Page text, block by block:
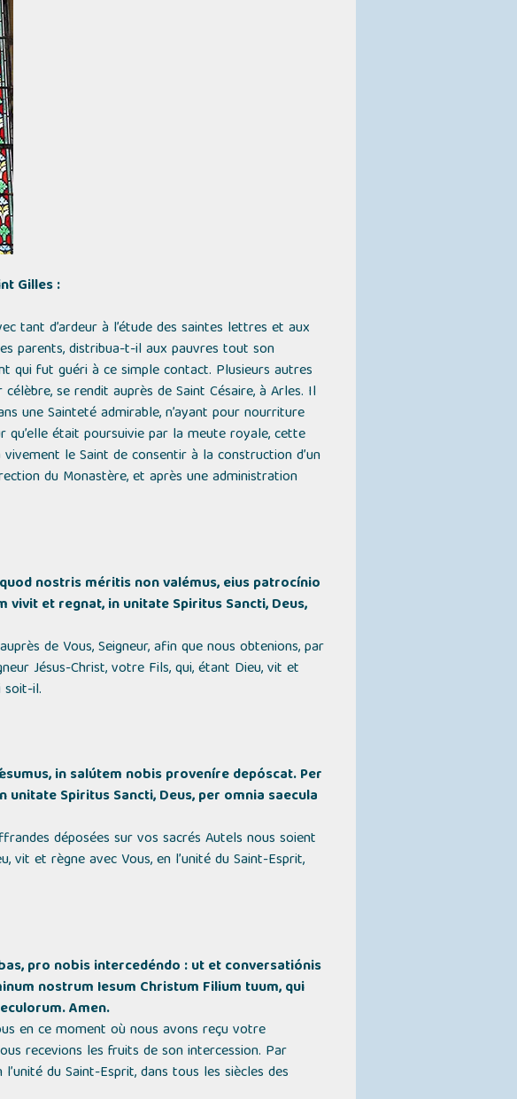
Gilles :
tant d’ardeur à l’étude des saintes lettres et aux
parents, distribua-t-il aux pauvres tout son
qui fut guéri à ce simple contact. Plusieurs autres
se rendit auprès de Saint Césaire, à Arles. Il
une Sainteté admirable, n’ayant pour nourriture
qu’elle était poursuivie par la meute royale, cette
le Saint de consentir à la construction d’un
du Monastère, et après une administration
nostris méritis non valémus, eius patrocínio
et regnat, in unitate Spiritus Sancti, Deus,
de Vous, Seigneur, afin que nous obtenions, par
Jésus-Christ, votre Fils, qui, étant Dieu, vit et
soit-il.
in salútem nobis proveníre depóscat. Per
Spiritus Sancti, Deus, per omnia saecula
déposées sur vos sacrés Autels nous soient
vit et règne avec Vous, en l’unité du Saint-Esprit,
pro nobis intercedéndo : ut et conversatiónis
nostrum Iesum Christum Filium tuum, qui
Amen.
en ce moment où nous avons reçu votre
recevions les fruits de son intercession. Par
du Saint-Esprit, dans tous les siècles des